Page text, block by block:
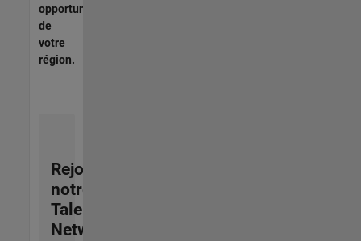
opportunités
de
votre
région.
Rejoignez
notre
Talent
Network